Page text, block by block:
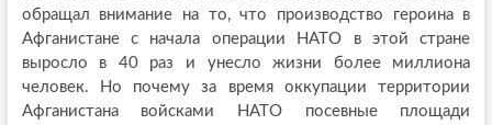
обращал внимание на то, что производство героина в
Афганистане с начала операции НАТО в этой стране
выросло в 40 раз и унесло жизни более миллиона
человек. Но почему за время оккупации территории
Афганистана войсками НАТО посевные площади